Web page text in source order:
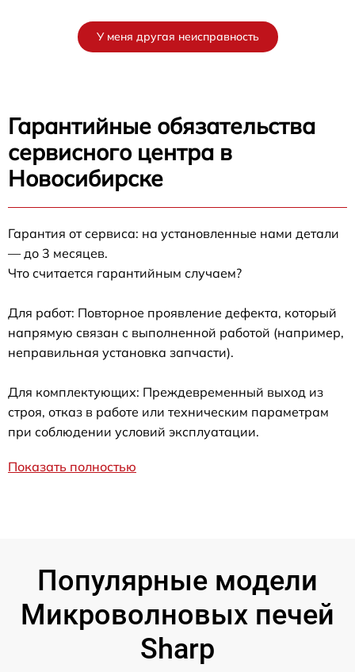
У меня другая неисправность
Гарантийные обязательства
сервисного центра в
Новосибирске
Гарантия от сервиса: на установленные нами детали
— до 3 месяцев.
Что считается гарантийным случаем?
Для работ: Повторное проявление дефекта, который
напрямую связан с выполненной работой (например,
неправильная установка запчасти).
Для комплектующих: Преждевременный выход из
строя, отказ в работе или техническим параметрам
при соблюдении условий эксплуатации.
Показать полностью
Популярные модели
Микроволновых печей
Sharp